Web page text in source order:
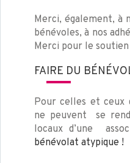
Merci, également, à
bénévoles, à nos
Merci pour le
FAIRE DU
Pour celles et ceux
ne peuvent se
locaux d’une
bénévolat atypique !